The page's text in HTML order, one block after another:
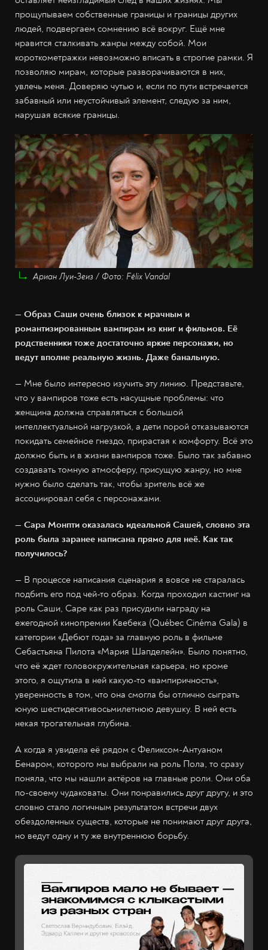
прощупываем собственные границы и границы других
людей, подвергаем сомнению всё вокруг. Ещё мне
нравится сталкивать жанры между собой. Мои
короткометражки невозможно вписать в строгие рамки. Я
позволяю мирам, которые разворачиваются в них,
увлечь меня. Доверяю чутью и, если по пути встречается
забавный или неустойчивый элемент, следую за ним,
нарушая всякие границы.
Ариан Луи-Зеиз / Фото: Félix Vandal
— Образ Саши очень близок к мрачным и
романтизированным вампирам из книг и фильмов. Её
родственники тоже достаточно яркие персонажи, но
ведут вполне реальную жизнь. Даже банальную.
— Мне было интересно изучить эту линию. Представьте,
что у вампиров тоже есть насущные проблемы: что
женщина должна справляться с большой
интеллектуальной нагрузкой, а дети порой отказываются
покидать семейное гнездо, прирастая к комфорту. Всё это
должно быть и в жизни вампиров тоже. Было так забавно
создавать томную атмосферу, присущую жанру, но мне
нужно было сделать так, чтобы зритель всё же
ассоциировал себя с персонажами.
— Сара Монпти оказалась идеальной Сашей, словно эта
роль была заранее написана прямо для неё. Как так
получилось?
— В процессе написания сценария я вовсе не старалась
подбить его под чей-то образ. Когда проходил кастинг на
роль Саши, Саре как раз присудили награду на
ежегодной кинопремии Квебека (Québec Cinéma Gala) в
категории «Дебют года» за главную роль в фильме
Себастьяна Пилота «Мария Шапделейн». Было понятно,
что её ждет головокружительная карьера, но кроме
этого, я ощутила в ней какую-то «вампиричность»,
уверенность в том, что она смогла бы отлично сыграть
юную шестидесятивосьмилетнюю девушку. В ней есть
некая трогательная глубина.
А когда я увидела её рядом с Феликсом-Антуаном
Бенаром, которого мы выбрали на роль Пола, то сразу
поняла, что мы нашли актёров на главные роли. Они оба
по-своему чудаковаты. Они понравились друг другу, и это
словно стало логичным результатом встречи двух
обездоленных существ, которые не понимают друг друга,
но ведут одну и ту же внутреннюю борьбу.